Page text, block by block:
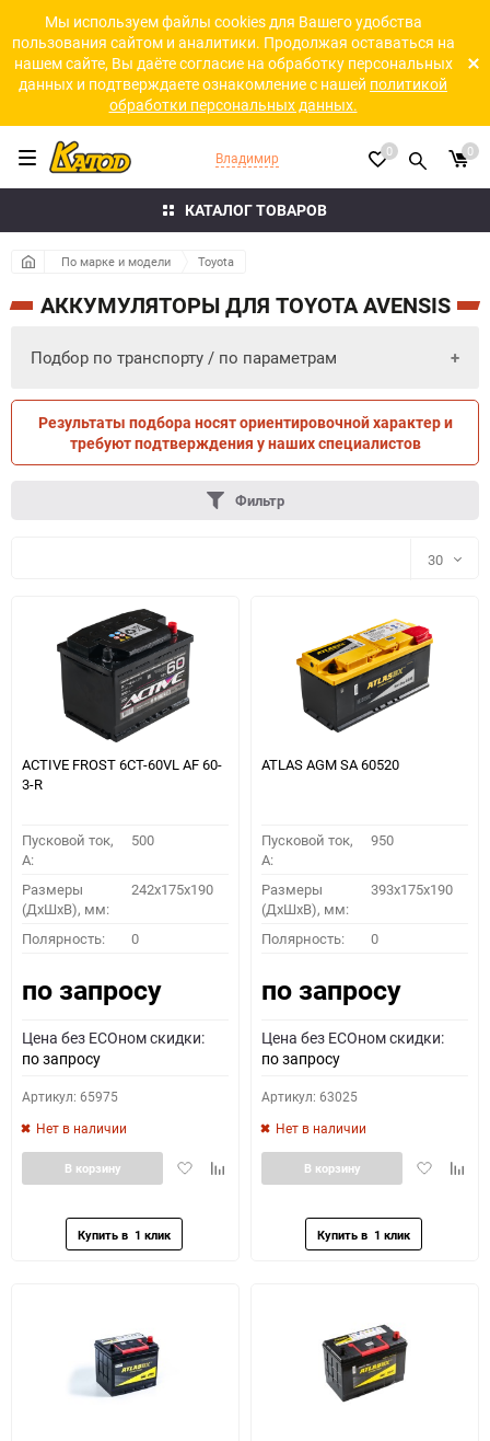
Мы используем файлы cookies для Вашего удобства
пользования сайтом и аналитики. Продолжая оставаться на
нашем сайте, Вы даёте согласие на обработку персональных
данных и подтверждаете ознакомление с нашей политикой
обработки персональных данных.
КАТАЛОГ ТОВАРОВ
Владимир 0 0
По марке и модели Toyota
АККУМУЛЯТОРЫ ДЛЯ TOYOTA AVENSIS
Подбор по транспорту / по параметрам
ПО ТРАНСПОРТУ ПО ПАРАМЕТРАМ
ПОДОБРАТЬ
Как определить полярность?
0 - обратная 1 - прямая 3 - обратная 4 - прямая
Результаты подбора носят ориентировочной характер и
требуют подтверждения у наших специалистов
Фильтр
30
30
60
ACTIVE FROST 6СТ-60VL АF 60-
3-R
Пусковой ток,
A:
500
Размеры
(ДхШхВ), мм:
242x175x190
Полярность: 0
по запросу
Цена без ECOном скидки:
по запросу
Артикул: 65975
Нет в наличии
ДобавитьДобавить
В корзину
ATLAS AGM SA 60520
Пусковой ток,
A:
950
Размеры
(ДхШхВ), мм:
393x175x190
Полярность: 0
по запросу
Цена без ECOном скидки:
по запросу
Артикул: 63025
Нет в наличии
Добавить
В корзину